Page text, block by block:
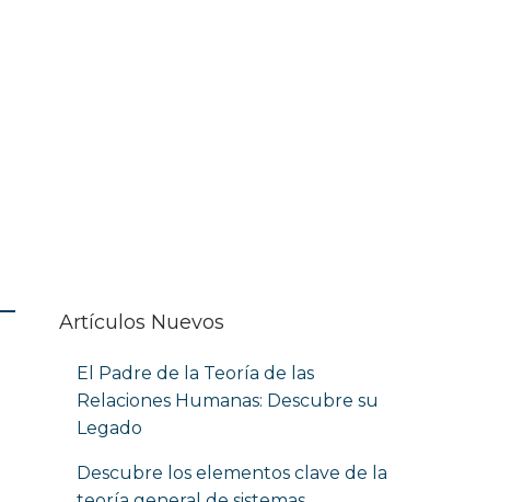
Artículos Nuevos
El Padre de la Teoría de las
Relaciones Humanas: Descubre su
Legado
Descubre los elementos clave de la